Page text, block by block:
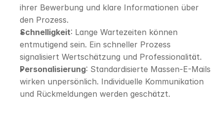
ihrer Bewerbung und klare Informationen über
den Prozess.
Schnelligkeit: Lange Wartezeiten können
entmutigend sein. Ein schneller Prozess
signalisiert Wertschätzung und Professionalität.
Personalisierung: Standardisierte Massen-E-Mails
wirken unpersönlich. Individuelle Kommunikation
und Rückmeldungen werden geschätzt.